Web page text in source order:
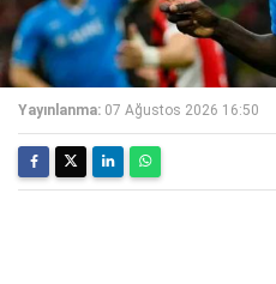
Yayınlanma: 07 Ağustos 2026 16:50